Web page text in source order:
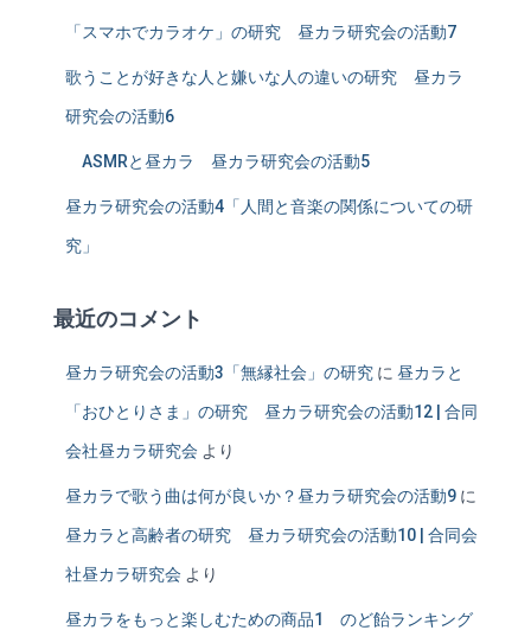
「スマホでカラオケ」の研究 昼カラ研究会の活動7
歌うことが好きな人と嫌いな人の違いの研究 昼カラ
研究会の活動6
ASMRと昼カラ 昼カラ研究会の活動5
昼カラ研究会の活動4「人間と音楽の関係についての研
究」
最近のコメント
昼カラ研究会の活動3「無縁社会」の研究 に 昼カラと
「おひとりさま」の研究 昼カラ研究会の活動12 | 合同
会社昼カラ研究会 より
昼カラで歌う曲は何が良いか？昼カラ研究会の活動9 に
昼カラと高齢者の研究 昼カラ研究会の活動10 | 合同会
社昼カラ研究会 より
昼カラをもっと楽しむための商品1 のど飴ランキング